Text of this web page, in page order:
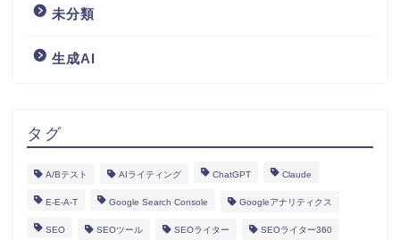
未分類
生成AI
タグ
A/Bテスト AIライティング ChatGPT Claude
E-E-A-T Google Search Console Googleアナリティクス
SEO SEOツール SEOライター SEOライター360